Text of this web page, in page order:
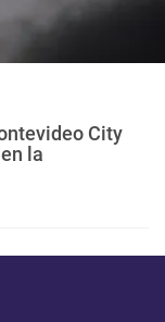
City
la